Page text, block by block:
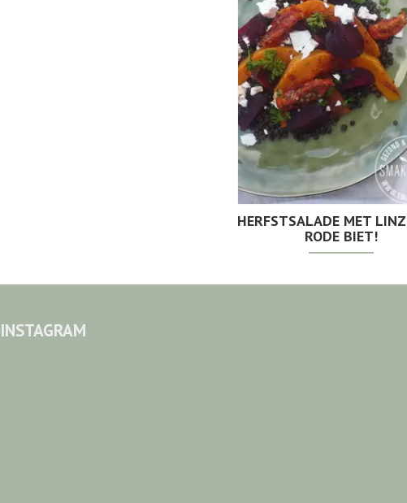
HERFSTSALADE MET
RODE BIET!
INSTAGRAM